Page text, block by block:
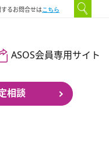
るお問合せはこちら
ASOS会員専用サイト
相談